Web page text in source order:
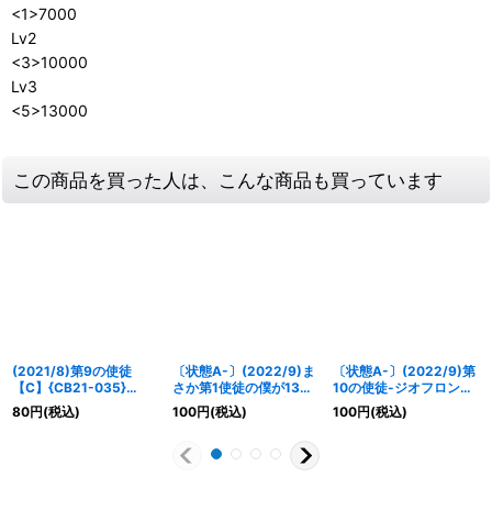
<1>7000
Lv2
<3>10000
Lv3
<5>13000
この商品を買った人は、こんな商品も買っています
(2021/8)第9の使徒
【C】{CB21-035}
《多》
80円(税込)
〔状態A-〕(2022/9)ま
さか第1使徒の僕が13番
目の使徒に堕とされると
は…【R】{CB23-061}
100円(税込)
〔状態A-〕(2022/9)第
10の使徒-ジオフロント
戦-【R】{CB23-029}
《青》
100円(税込)